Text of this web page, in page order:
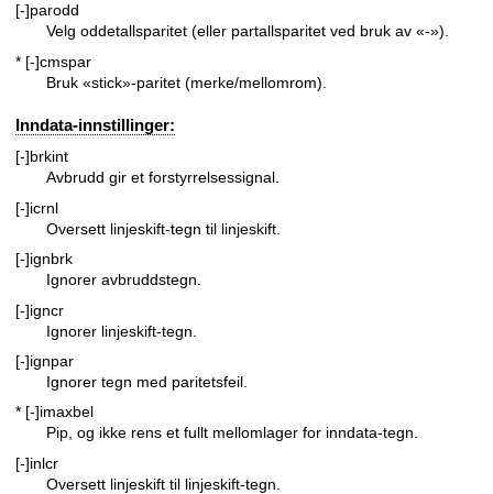
[-]parodd
Velg oddetallsparitet (eller partallsparitet ved bruk av «-»).
* [-]cmspar
Bruk «stick»-paritet (merke/mellomrom).
Inndata-innstillinger:
[-]brkint
Avbrudd gir et forstyrrelsessignal.
[-]icrnl
Oversett linjeskift-tegn til linjeskift.
[-]ignbrk
Ignorer avbruddstegn.
[-]igncr
Ignorer linjeskift-tegn.
[-]ignpar
Ignorer tegn med paritetsfeil.
* [-]imaxbel
Pip, og ikke rens et fullt mellomlager for inndata-tegn.
[-]inlcr
Oversett linjeskift til linjeskift-tegn.